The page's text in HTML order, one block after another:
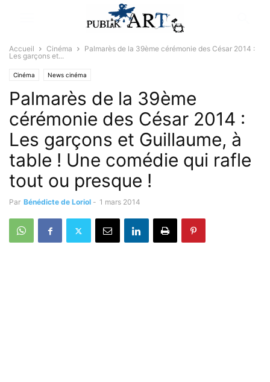
Accueil Cinéma
Palmarès de la 39ème cérémonie des César 2014 :
Les garçons et...
Cinéma News cinéma
Palmarès de la 39ème
cérémonie des César 2014 :
Les garçons et Guillaume, à
table ! Une comédie qui rafle
tout ou presque !
Par Bénédicte de Loriol - 1 mars 2014